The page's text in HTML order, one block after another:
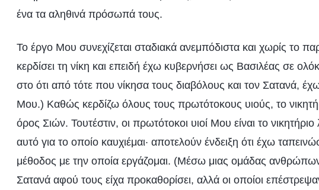
ένα τα αληθινά πρόσωπά τους.
Το έργο Μου συνεχίζεται σταδιακά ανεμπόδιστα και χωρίς το
κερδίσει τη νίκη και επειδή έχω κυβερνήσει ως Βασιλέας σε
στο ότι από τότε που νίκησα τους διαβόλους και τον Σατανά,
Μου.) Καθώς κερδίζω όλους τους πρωτότοκους υιούς, το
όρος Σιών. Τουτέστιν, οι πρωτότοκοι υιοί Μου είναι το
αυτό για το οποίο καυχιέμαι· αποτελούν ένδειξη ότι έχω
μέθοδος με την οποία εργάζομαι. (Μέσω μιας ομάδας
Σατανά αφού τους είχα προκαθορίσει, αλλά οι οποίοι